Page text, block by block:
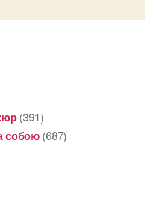
(391)
собою(687)